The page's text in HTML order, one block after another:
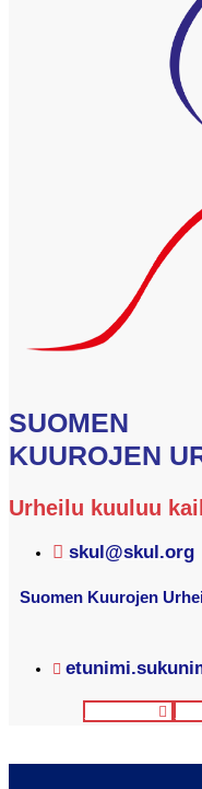
SUOMEN
KUUROJEN
Urheilu kuuluu
skul@skul.org
Suomen Kuurojen